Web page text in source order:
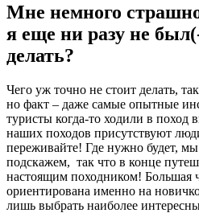
Мне немного
я еще ни разу не
делать?
Чего уж точно не стоит делать,
но факт – даже самые опытные
туристы когда-то ходили в поход
наших походов присутствуют
переживайте! Где нужно будет,
подскажем, так что в конце
настоящим походником! Большая
ориентирована именно на
лишь выбрать наиболее